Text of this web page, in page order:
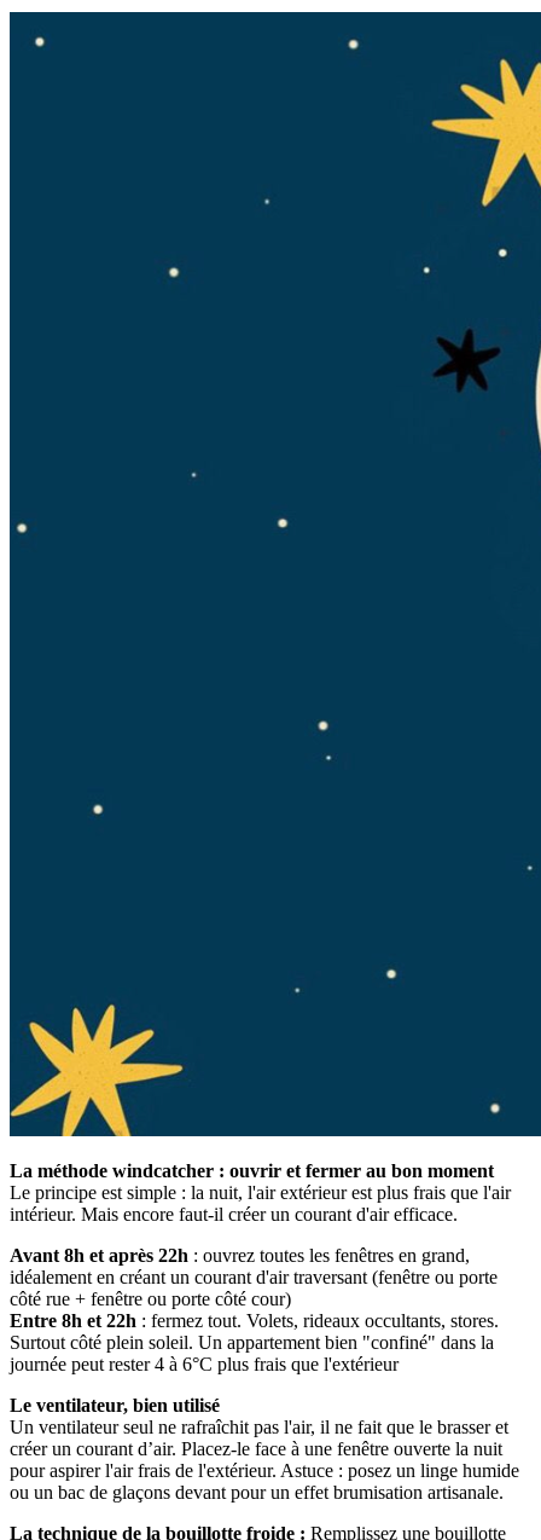
La méthode windcatcher : ouvrir et fermer au bon moment
Le principe est simple : la nuit, l'air extérieur est plus frais que l'air
intérieur. Mais encore faut-il créer un courant d'air efficace.
Avant 8h et après 22h : ouvrez toutes les fenêtres en grand,
idéalement en créant un courant d'air traversant (fenêtre ou porte
côté rue + fenêtre ou porte côté cour)
Entre 8h et 22h : fermez tout. Volets, rideaux occultants, stores.
Surtout côté plein soleil. Un appartement bien "confiné" dans la
journée peut rester 4 à 6°C plus frais que l'extérieur
Le ventilateur, bien utilisé
Un ventilateur seul ne rafraîchit pas l'air, il ne fait que le brasser et
créer un courant d’air. Placez-le face à une fenêtre ouverte la nuit
pour aspirer l'air frais de l'extérieur. Astuce : posez un linge humide
ou un bac de glaçons devant pour un effet brumisation artisanale.
La technique de la bouillotte froide : Remplissez une bouillotte